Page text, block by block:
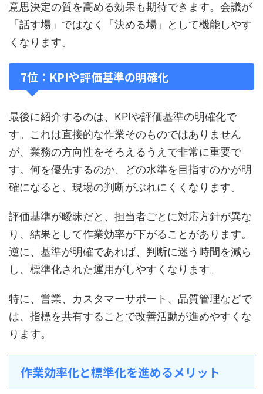
意思決定の質を高める効果も期待できます。会議が
「話す場」ではなく「決める場」として機能しやす
くなります。
7位：KPIや評価基準の明確化
最後に紹介するのは、KPIや評価基準の明確化で
す。これは直接的な作業そのものではありません
が、業務の方向性をそろえるうえで非常に重要で
す。何を優先するのか、どの水準を目指すのかが明
確になると、現場の判断がぶれにくくなります。
評価基準が曖昧だと、担当者ごとに対応方針が異な
り、結果として作業効率が下がることがあります。
逆に、基準が明確であれば、判断に迷う時間を減ら
し、標準化された運用がしやすくなります。
特に、営業、カスタマーサポート、品質管理などで
は、指標を共有することで改善活動が進めやすくな
ります。
作業効率化と標準化を進めるメリット